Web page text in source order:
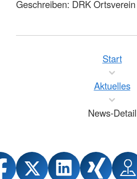
Geschreiben: DRK
Start
Aktuelles
News-Detail